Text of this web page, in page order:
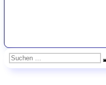
Suchen
nach: